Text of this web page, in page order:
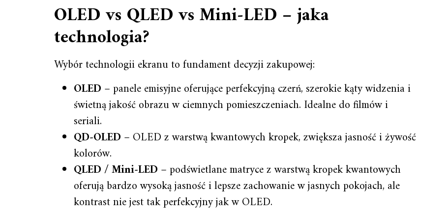
OLED vs QLED vs Mini‑LED – jaka
technologia?
Wybór technologii ekranu to fundament decyzji zakupowej:
OLED – panele emisyjne oferujące perfekcyjną czerń, szerokie kąty widzenia i
świetną jakość obrazu w ciemnych pomieszczeniach. Idealne do filmów i
seriali.
QD‑OLED – OLED z warstwą kwantowych kropek, zwiększa jasność i żywość
kolorów.
QLED / Mini‑LED – podświetlane matryce z warstwą kropek kwantowych
oferują bardzo wysoką jasność i lepsze zachowanie w jasnych pokojach, ale
kontrast nie jest tak perfekcyjny jak w OLED.